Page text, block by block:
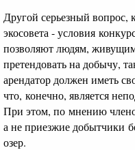
Другой серьезный вопрос,
экосовета - условия
позволяют людям,
претендовать на добычу,
арендатор должен иметь
что, конечно, является
При этом, по мнению
а не приезжие добытчики
озер.